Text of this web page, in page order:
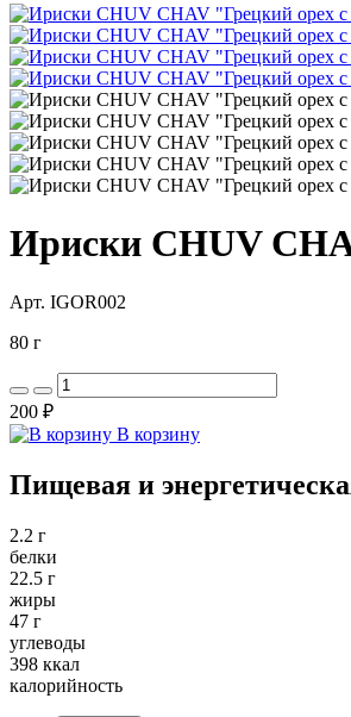
Ириски CHUV
Арт. IGOR002
80 г
200 ₽
В корзину
Пищевая и
2.2 г
белки
22.5 г
жиры
47 г
углеводы
398 ккал
калорийность